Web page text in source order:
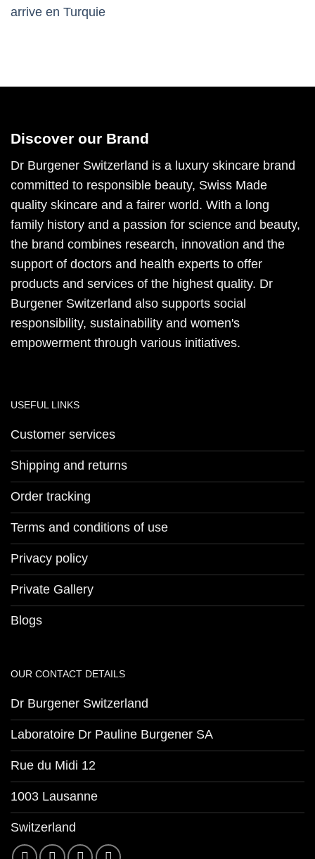
arrive en Turquie
Discover our Brand
Dr Burgener Switzerland is a luxury skincare brand
committed to responsible beauty, Swiss Made
quality skincare and a fairer world. With a long
family history and a passion for science and beauty,
the brand combines research, innovation and the
support of doctors and health experts to offer
products and services of the highest quality. Dr
Burgener Switzerland also supports social
responsibility, sustainability and women's
empowerment through various initiatives.
USEFUL LINKS
Customer services
Shipping and returns
Order tracking
Terms and conditions of use
Privacy policy
Private Gallery
Blogs
OUR CONTACT DETAILS
Dr Burgener Switzerland
Laboratoire Dr Pauline Burgener SA
Rue du Midi 12
1003 Lausanne
Switzerland